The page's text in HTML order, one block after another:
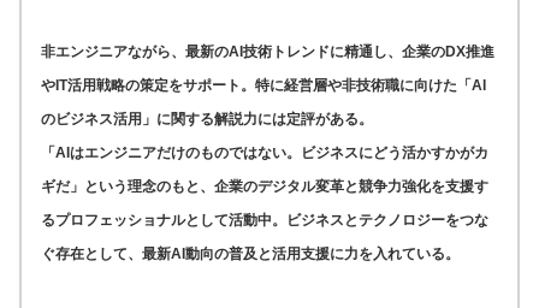
非エンジニアながら、最新のAI技術トレンドに精通し、企業のDX推進
やIT活用戦略の策定をサポート。特に経営層や非技術職に向けた「AI
のビジネス活用」に関する解説力には定評がある。
「AIはエンジニアだけのものではない。ビジネスにどう活かすかがカ
ギだ」という理念のもと、企業のデジタル変革と競争力強化を支援す
るプロフェッショナルとして活動中。ビジネスとテクノロジーをつな
ぐ存在として、最新AI動向の普及と活用支援に力を入れている。